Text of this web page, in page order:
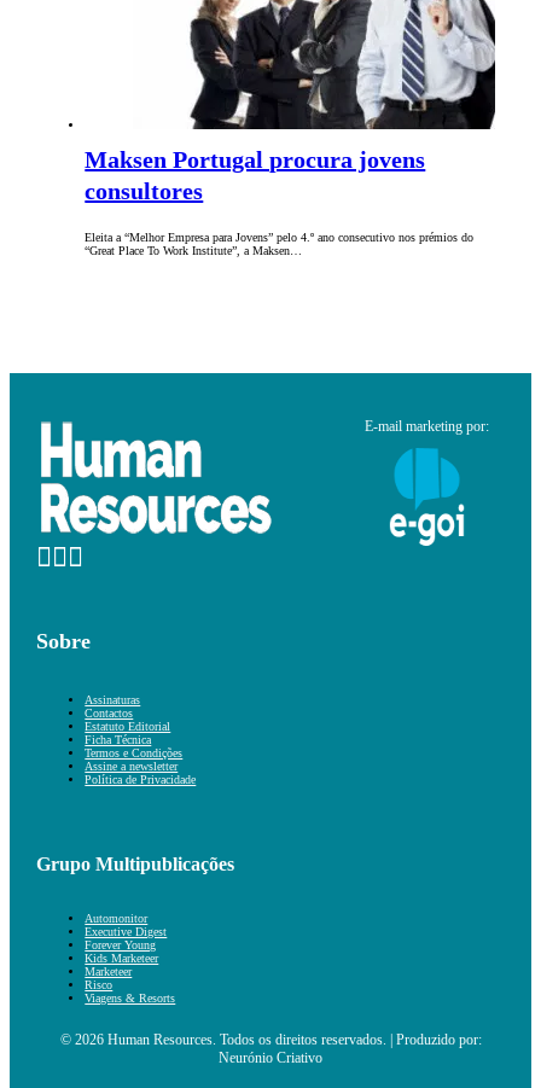
Maksen Portugal procura jovens
consultores
Eleita a “Melhor Empresa para Jovens” pelo 4.º ano consecutivo nos prémios do
“Great Place To Work Institute”, a Maksen…
E-mail marketing por:
Sobre
Assinaturas
Contactos
Estatuto Editorial
Ficha Técnica
Termos e Condições
Assine a newsletter
Política de Privacidade
Grupo Multipublicações
Automonitor
Executive Digest
Forever Young
Kids Marketeer
Marketeer
Risco
Viagens & Resorts
© 2026 Human Resources. Todos os direitos reservados. | Produzido por:
Neurónio Criativo